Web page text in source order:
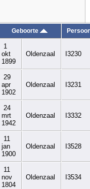
Geboorte
1
okt
1899
Oldenzaal I3230
29
apr
1902
Oldenzaal I3231
24
mrt
1942
Oldenzaal I3332
11
jan
1900
Oldenzaal I3528
11
nov
1804
Oldenzaal I3534